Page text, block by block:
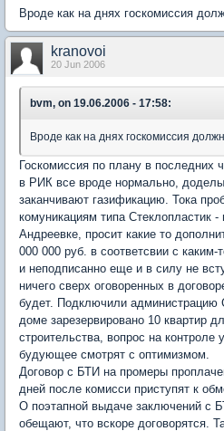
Вроде как на днях госкомиссия
kranovoi
20 Jun 2006
bvm, on 19.06.2006 - 17:58:
Вроде как на днях госкомиссия
Госкомиссия по плану в последних
в РИК все вроде нормально,
заканчивают газификацию. Тока
комуникациям типа Стеклопластик
Андреевке, просит какие то
000 000 руб. в соответсвии с
и неподписанно еще и в силу не
ничего сверх оговоренных в
будет. Подключили администрацию
доме зарезервировано 10 квартир
строительства, вопрос на
будующее смотрят с оптимизмом.
Договор с БТИ на промеры
дней после комисси приступят к
О поэтапной выдаче заключений с
обещают, что вскоре договорятся.